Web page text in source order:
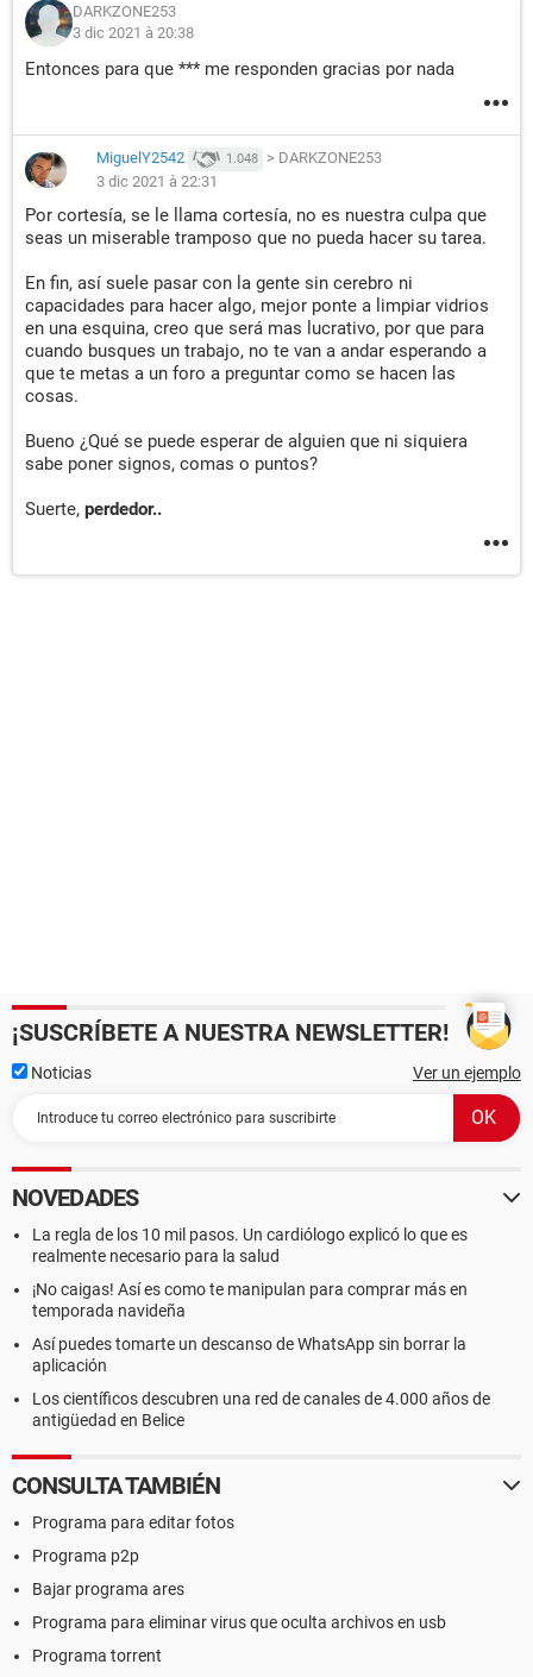
DARKZONE253
3 dic 2021 à 20:38
Entonces para que *** me responden gracias por nada
MiguelY2542 1.048 > DARKZONE253
3 dic 2021 à 22:31
Por cortesía, se le llama cortesía, no es nuestra culpa que
seas un miserable tramposo que no pueda hacer su tarea.
En fin, así suele pasar con la gente sin cerebro ni
capacidades para hacer algo, mejor ponte a limpiar vidrios
en una esquina, creo que será mas lucrativo, por que para
cuando busques un trabajo, no te van a andar esperando a
que te metas a un foro a preguntar como se hacen las
cosas.
Bueno ¿Qué se puede esperar de alguien que ni siquiera
sabe poner signos, comas o puntos?
Suerte, perdedor..
¡SUSCRÍBETE A NUESTRA NEWSLETTER!
Noticias Ver un ejemplo
NOVEDADES
La regla de los 10 mil pasos. Un cardiólogo explicó lo que es
realmente necesario para la salud
¡No caigas! Así es como te manipulan para comprar más en
temporada navideña
Así puedes tomarte un descanso de WhatsApp sin borrar la
aplicación
Los científicos descubren una red de canales de 4.000 años de
antigüedad en Belice
CONSULTA TAMBIÉN
Programa para editar fotos
Programa p2p
Bajar programa ares
Programa para eliminar virus que oculta archivos en usb
Programa torrent